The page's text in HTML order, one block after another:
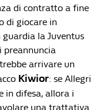
di contratto a fine
di giocare in
la Juventus
preannuncia
arrivare un
Kiwior: se Allegri
in difesa, allora i
una trattativa